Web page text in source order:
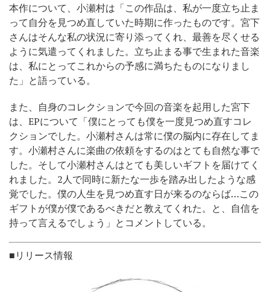
本作について、小瀬村は「この作品は、私が一度立ち止ま
って自分を見つめ直していた時期に作ったものです。宮下
さんはそんな私の状況に寄り添ってくれ、最善を尽くせる
ように気遣ってくれました。立ち止まる事で生まれた音楽
は、私にとってこれからの予感に満ちたものになりまし
た」と語っている。
また、自身のコレクションで今回の音楽を起用した宮下
は、EPについて「僕にとっても僕を一度見つめ直すコレ
クションでした。小瀬村さんは常に僕の脳内に存在してま
す。小瀬村さんに楽曲の依頼をするのはとても自然な事で
した。そして小瀬村さんはとても美しいギフトを届けてく
れました。2人で同時に新たな一歩を踏み出したような感
覚でした。僕の人生を見つめ直す日が来るのならば…この
ギフトが僕が僕であるべきだと教えてくれた。と、自信を
持って言えるでしょう」とコメントしている。
■リリース情報